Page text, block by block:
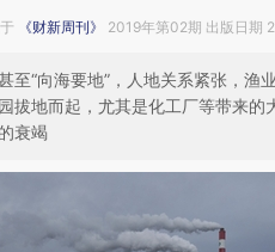
《财新周刊》 2019年第02期 出版日期
至“向海要地”，人地关系紧张，渔
拔地而起，尤其是化工厂等带来
衰竭